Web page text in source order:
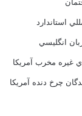
استاندارد
انگليسي
غيره مخرب آمريکا
چرخ دنده آمريکا